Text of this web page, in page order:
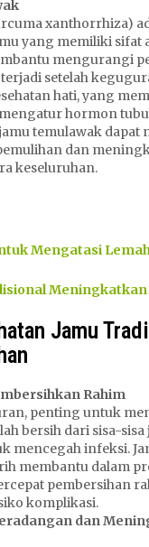
xanthorrhiza)
yang memiliki sifat
mengurangi
setelah
hati, yang
hormon
temulawak dapat
dan
keseluruhan.
Mengatasi
Jamu
Rahim
penting untuk
bersih dari sisa-
mencegah infeksi.
membantu dalam
pembersihan
komplikasi.
dan